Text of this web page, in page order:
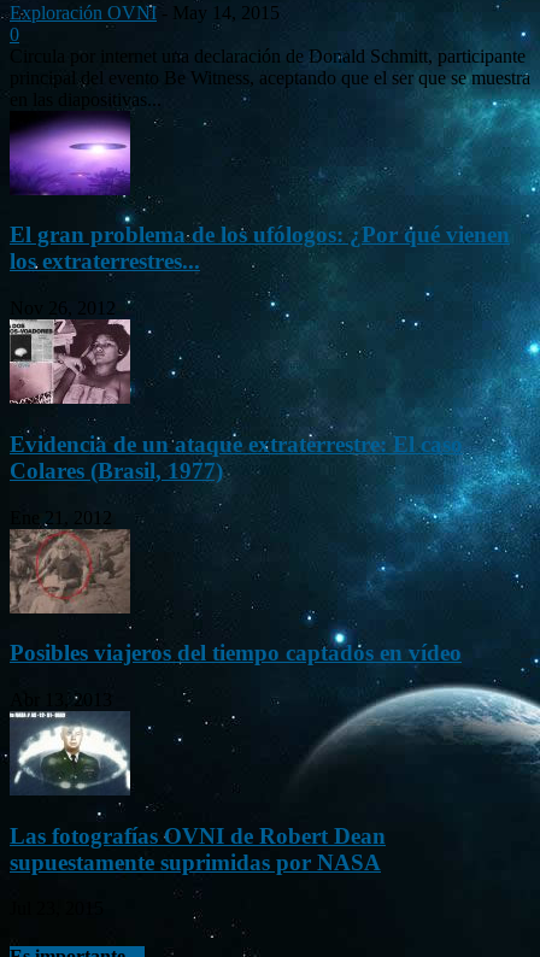
Exploración OVNI - May 14, 2015
0
Circula por internet una declaración de Donald Schmitt, participante
principal del evento Be Witness, aceptando que el ser que se muestra
en las diapositivas...
El gran problema de los ufólogos: ¿Por qué vienen
los extraterrestres...
Nov 26, 2012
Evidencia de un ataque extraterrestre: El caso
Colares (Brasil, 1977)
Ene 21, 2012
Posibles viajeros del tiempo captados en vídeo
Abr 13, 2013
Las fotografías OVNI de Robert Dean
supuestamente suprimidas por NASA